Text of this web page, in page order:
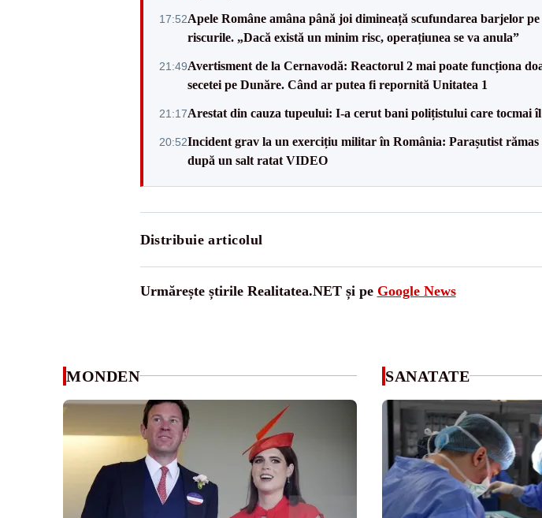
17:52Apele Române amâna până joi dimineață scufundarea barjelor
riscurile. „Dacă există un minim risc, operațiunea se va anula”
21:49Avertisment de la Cernavodă: Reactorul 2 mai poate funcționa
secetei pe Dunăre. Când ar putea fi repornită Unitatea 1
21:17Arestat din cauza tupeului: I-a cerut bani polițistului care tocmai îl
20:52Incident grav la un exercițiu militar în România: Parașutist rămas
după un salt ratat VIDEO
Distribuie articolul
Urmărește știrile Realitatea.NET și pe Google News
MONDEN SANATATE